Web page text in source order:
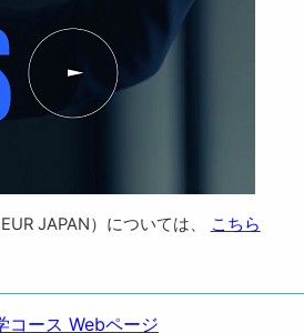
JAPAN）については、 こちら
コース Webページ